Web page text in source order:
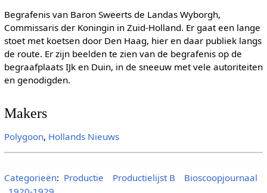
Begrafenis van Baron Sweerts de Landas Wyborgh,
Commissaris der Koningin in Zuid-Holland. Er gaat een lange
stoet met koetsen door Den Haag, hier en daar publiek langs
de route. Er zijn beelden te zien van de begrafenis op de
begraafplaats IJk en Duin, in de sneeuw met vele autoriteiten
en genodigden.
Makers
Polygoon, Hollands Nieuws
Categorieën: Productie Productielijst B
Bioscoopjournaal